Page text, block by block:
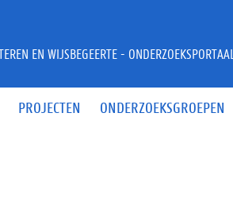
PROJECTEN ONDERZOEKSGROEPEN
EN WIJSBEGEERTE - ONDERZOEKSPORTAAL